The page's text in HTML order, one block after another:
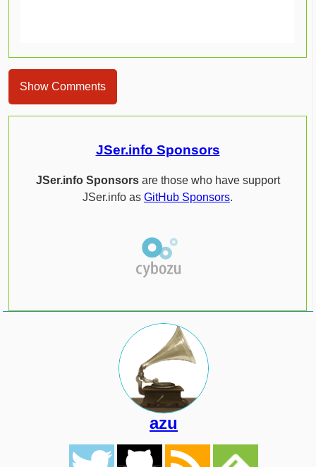
Show Comments
JSer.info Sponsors
JSer.info Sponsorsare those who have support
JSer.info as GitHub Sponsors.
azu